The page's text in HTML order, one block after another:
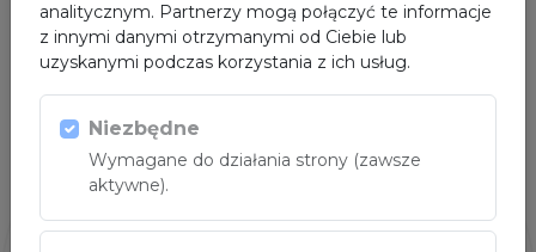
analitycznym. Partnerzy mogą połączyć te informacje
z innymi danymi otrzymanymi od Ciebie lub
uzyskanymi podczas korzystania z ich usług.
Niezbędne
Wymagane do działania strony (zawsze
aktywne).